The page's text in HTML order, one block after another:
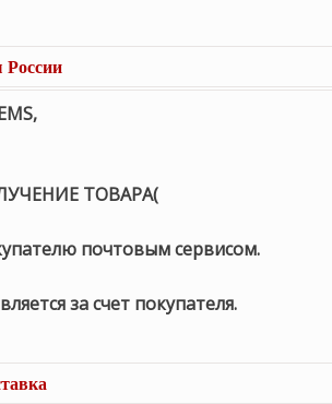
России
ТОВАРА(
почтовым сервисом.
за счет покупателя.